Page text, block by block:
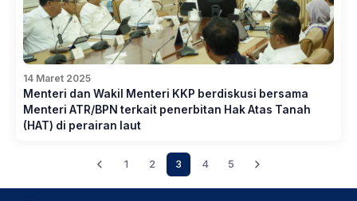
14 Maret 2025
Menteri dan Wakil Menteri KKP berdiskusi bersama
Menteri ATR/BPN terkait penerbitan Hak Atas Tanah
(HAT) di perairan laut
1 2 3 4 5